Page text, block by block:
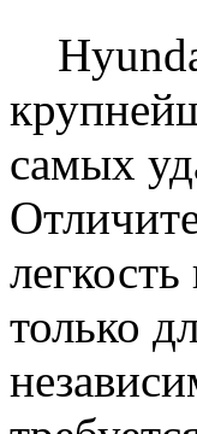
самых
только